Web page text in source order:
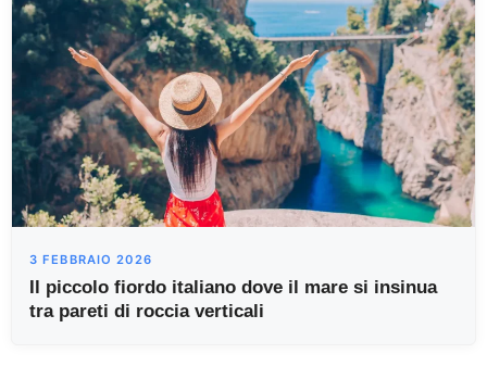
3 FEBBRAIO 2026
Il piccolo fiordo italiano dove il mare si insinua
tra pareti di roccia verticali